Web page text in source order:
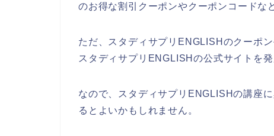
のお得な割引クーポンやクーポンコードな
ただ、スタディサプリENGLISHのクーポ
スタディサプリENGLISHの公式サイトを発
なので、スタディサプリENGLISHの講座
るとよいかもしれません。